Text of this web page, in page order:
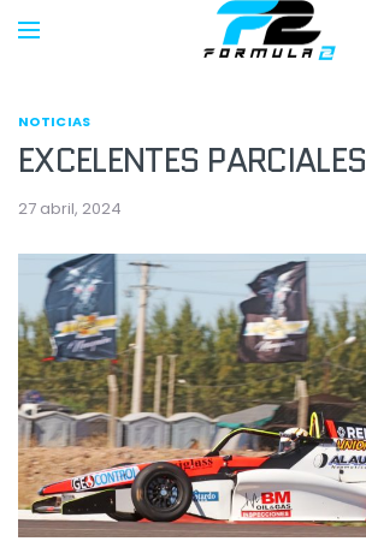
NOTICIAS
EXCELENTES PARCIALES
27 abril, 2024